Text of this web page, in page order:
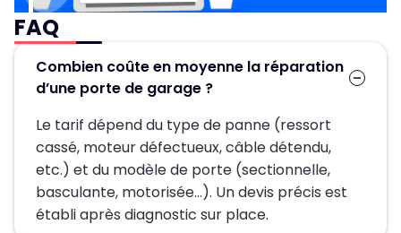
FAQ
Combien coûte en moyenne la réparation
d’une porte de garage ?
Le tarif dépend du type de panne (ressort
cassé, moteur défectueux, câble détendu,
etc.) et du modèle de porte (sectionnelle,
basculante, motorisée…). Un devis précis est
établi après diagnostic sur place.